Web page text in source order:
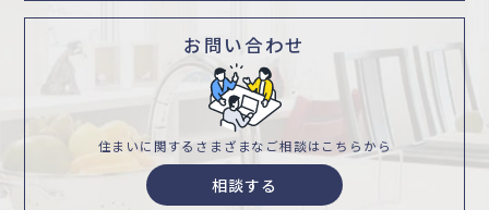
お問い合わせ
住まいに関するさまざまな ご相談はこちらから
相談する